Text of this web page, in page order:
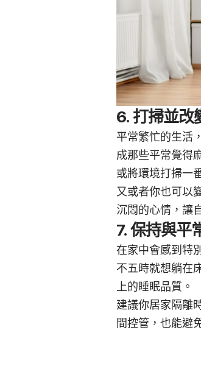
6. 打掃並改
平常繁忙的生活
成那些平常覺得
或將環境打掃一
又或者你也可以
沉悶的心情，讓
7. 保持與平
在家中會感到特
不五時就想躺在
上的睡眠品質。
建議你居家隔離
間控管，也能避